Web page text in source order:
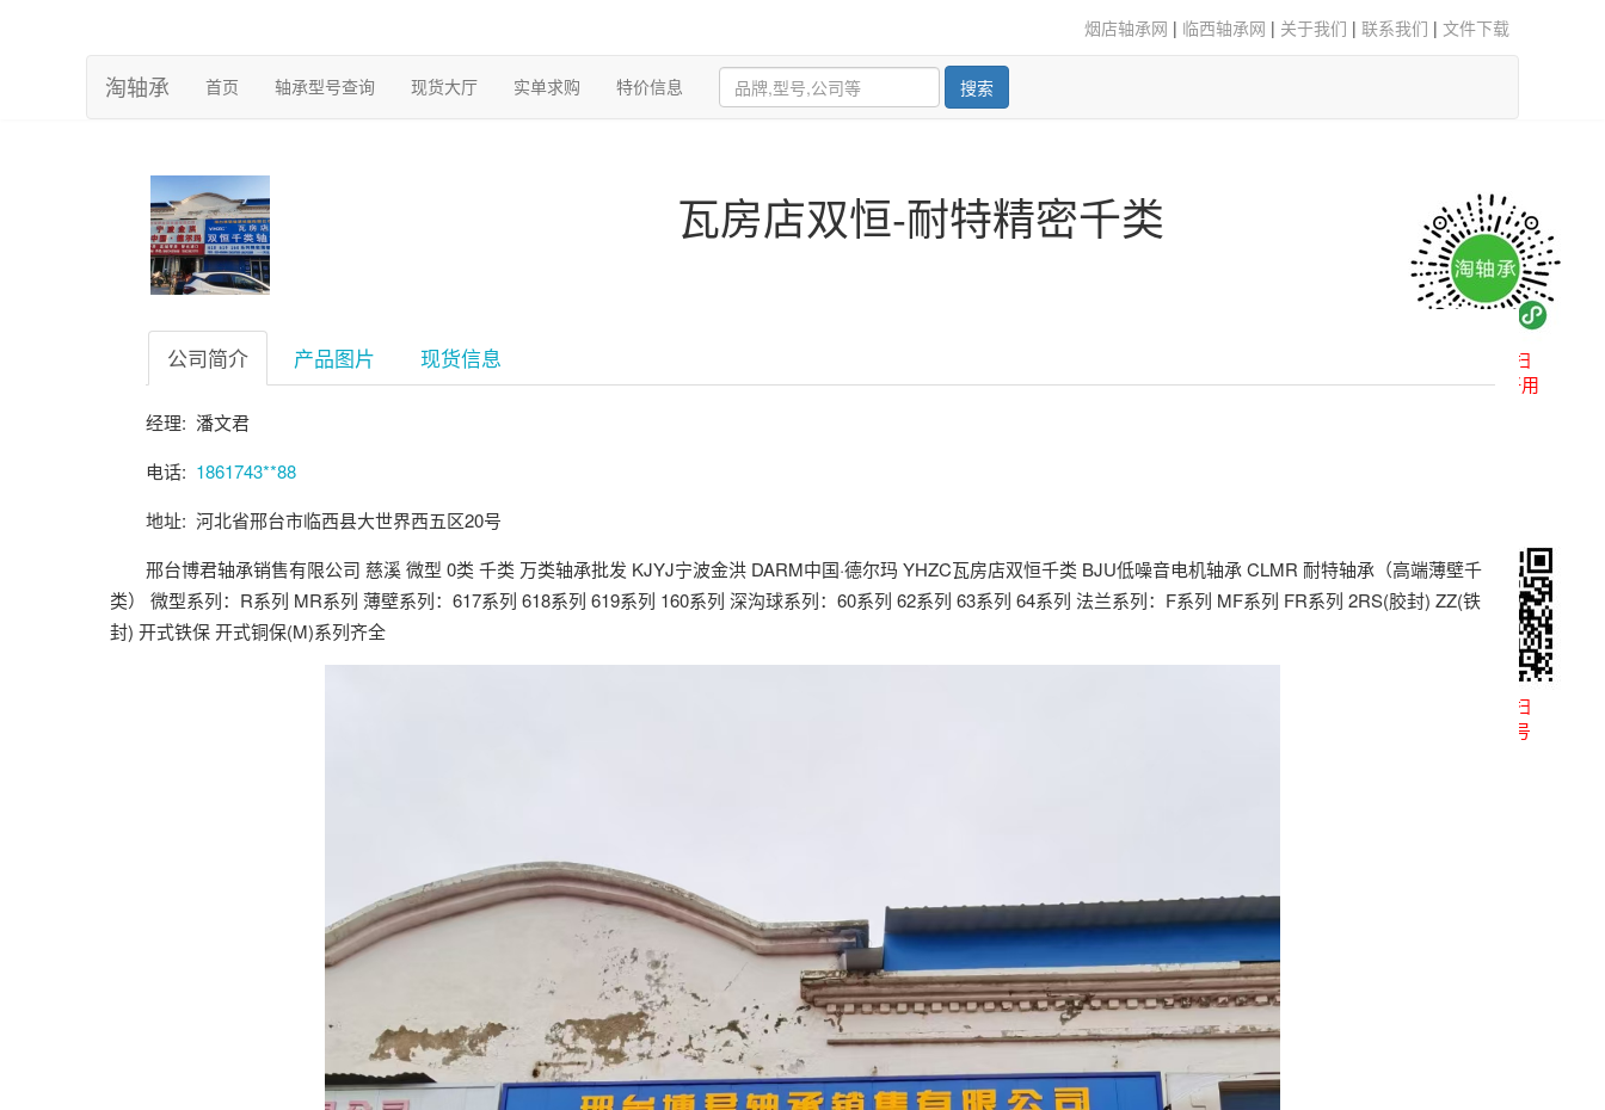
烟店轴承网 | 临西轴承网 | 关于我们 | 联系我们 | 文件下载
淘轴承 首页 (current)轴承型号查询 现货大厅 实单求购 特价信息 搜索
微信扫一扫
关注公众号
微信扫一扫
小程序更好用
瓦房店双恒-耐特精密千类
公司简介 产品图片 现货信息
经理: 潘文君
电话: 1861743**88
地址: 河北省邢台市临西县大世界西五区20号
邢台博君轴承销售有限公司 慈溪 微型 0类 千类 万类轴承批发 KJYJ宁波金洪 DARM中国·德尔玛 YHZC瓦房店双恒千类 BJU低噪音电机轴承 CLMR 耐特轴承（高端薄壁千
类） 微型系列：R系列 MR系列 薄壁系列：617系列 618系列 619系列 160系列 深沟球系列：60系列 62系列 63系列 64系列 法兰系列：F系列 MF系列 FR系列 2RS(胶封) ZZ(铁
封) 开式铁保 开式铜保(M)系列齐全